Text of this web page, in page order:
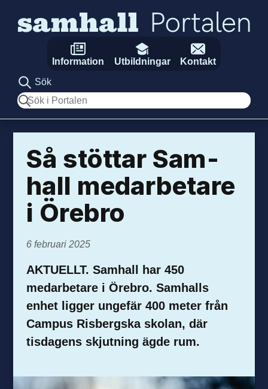
Information Utbildningar
Kontakt
Sök
Sök
Så stöttar Sam­
hall med­arbetare
i Örebro
6 februari 2025
AKTUELLT. Samhall har 450
medarbetare i Örebro. Samhalls
enhet ligger ungefär 400 meter från
Campus Risbergska skolan, där
tisdagens skjutning ägde rum.